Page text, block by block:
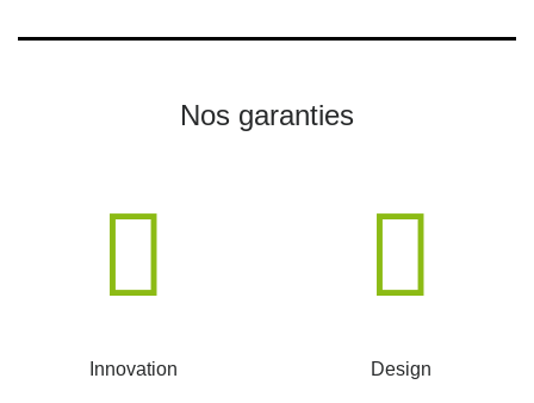
Nos garanties
Innovation Design